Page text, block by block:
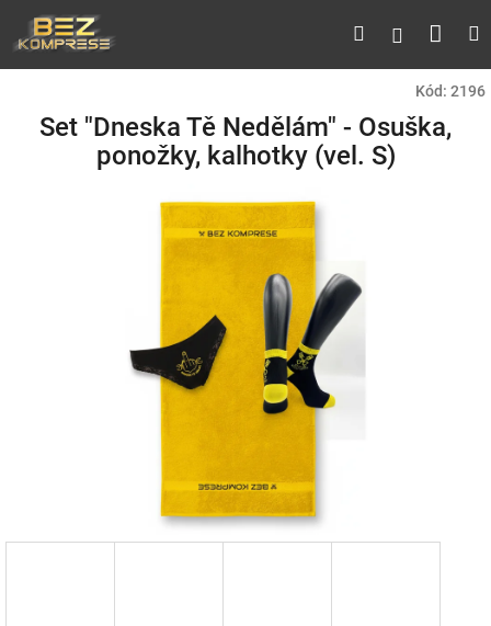
obsah
HledatPřihlášení
Kód: 2196
Set "Dneska Tě Nedělám" - Osuška,
ponožky, kalhotky (vel. S)